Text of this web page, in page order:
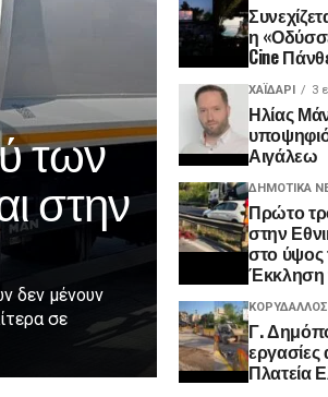
των
στην
δεν μένουν
σε
η
Cine
ΧΑΪΔΑΡΙ 3
Ηλίας
Αιγάλεω
ΔΗΜΟΤΙΚΆ
Πρώτο
στην
στο ύψος
Έκκληση
ΚΟΡΥΔΑΛΛΟΣ
Γ.
Πλατεία